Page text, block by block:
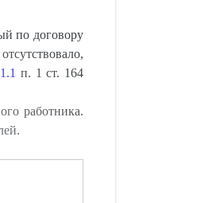
по договору
п. 1 ст. 164
работника.